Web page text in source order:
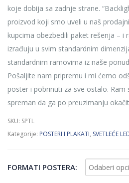
koje dobija sa zadnje strane.
proizvod koji smo uveli u naš
kupcima obezbedili paket rešenja – i
izrađuju u svim standardnim
standardnim ramovima iz naše
Pošaljite nam pripremu i mi ćemo
poster i pobrinuti za sve ostalo. Ram
spreman da ga po preuzimanju
SKU: SPTL
Kategorije: POSTERI I PLAKATI, SVETLEĆE
FORMATI POSTERA